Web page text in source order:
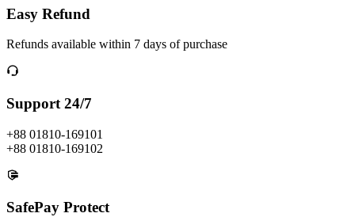
Easy Refund
Refunds available within 7 days of purchase
Support 24/7
+88 01810-169101
+88 01810-169102
SafePay Protect